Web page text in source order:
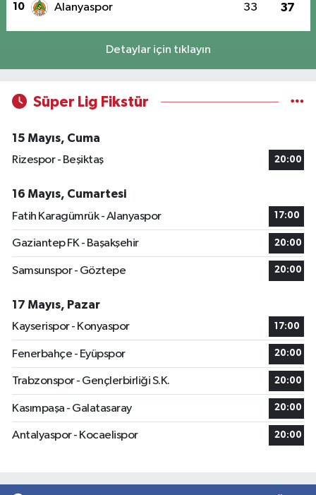
10 Alanyaspor 33 37
Detaylar için tıklayın
Süper Lig Fikstür
15 Mayıs, Cuma
Rizespor - Beşiktaş
20:00
16 Mayıs, Cumartesi
Fatih Karagümrük - Alanyaspor
17:00
Gaziantep FK - Başakşehir 20:00
Samsunspor - Göztepe 20:00
17 Mayıs, Pazar
Kayserispor - Konyaspor
17:00
Fenerbahçe - Eyüpspor 20:00
Trabzonspor - Gençlerbirliği S.K. 20:00
Kasımpaşa - Galatasaray 20:00
Antalyaspor - Kocaelispor 20:00